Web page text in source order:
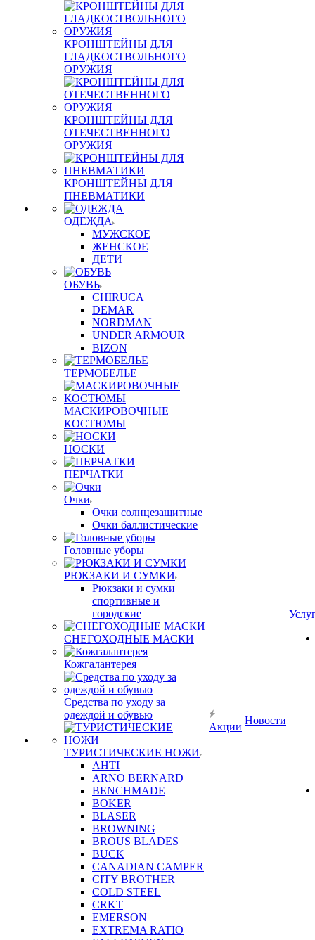
КРОНШТЕЙНЫ ДЛЯ
ГЛАДКОСТВОЛЬНОГО
ОРУЖИЯ
КРОНШТЕЙНЫ ДЛЯ
ОТЕЧЕСТВЕННОГО
ОРУЖИЯ
КРОНШТЕЙНЫ ДЛЯ
ПНЕВМАТИКИ
ОДЕЖДА
МУЖСКОЕ
ЖЕНСКОЕ
ДЕТИ
ОБУВЬ
CHIRUCA
DEMAR
NORDMAN
UNDER ARMOUR
BIZON
ТЕРМОБЕЛЬЕ
МАСКИРОВОЧНЫЕ
КОСТЮМЫ
НОСКИ
ПЕРЧАТКИ
Очки
Очки солнцезащитные
Очки баллистические
Головные уборы
РЮКЗАКИ И СУМКИ
Рюкзаки и сумки
спортивные и
городские
СНЕГОХОДНЫЕ МАСКИ
Кожгалантерея
Средства по уходу за
одеждой и обувью
ТУРИСТИЧЕСКИЕ НОЖИ
AHTI
ARNO BERNARD
BENCHMADE
BOKER
BLASER
BROWNING
BROUS BLADES
BUCK
CANADIAN CAMPER
CITY BROTHER
COLD STEEL
CRKT
EMERSON
EXTREMA RATIO
Акции
Новости